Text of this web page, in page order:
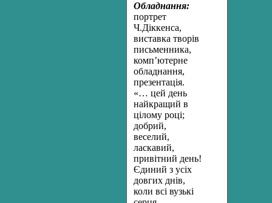
Обладнання:
портрет
Ч.Діккенса,
виставка творів
письменника,
комп’ютерне
обладнання,
презентація.
«… цей день
найкращий в
цілому році;
добрий,
веселий,
ласкавий,
привітний день!
Єдиний з усіх
довгих днів,
коли всі вузькі